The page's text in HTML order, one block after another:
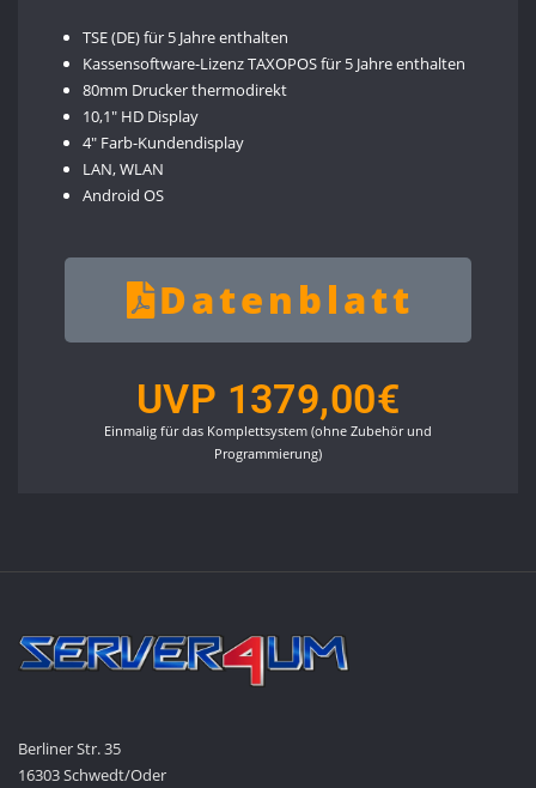
TSE (DE) für 5 Jahre enthalten
Kassensoftware-Lizenz TAXOPOS für 5 Jahre enthalten
80mm Drucker thermodirekt
10,1″ HD Display
4″ Farb-Kundendisplay
LAN, WLAN
Android OS
Datenblatt
UVP 1379,00€
Einmalig für das Komplettsystem (ohne Zubehör und
Programmierung)
Berliner Str. 35
16303 Schwedt/Oder